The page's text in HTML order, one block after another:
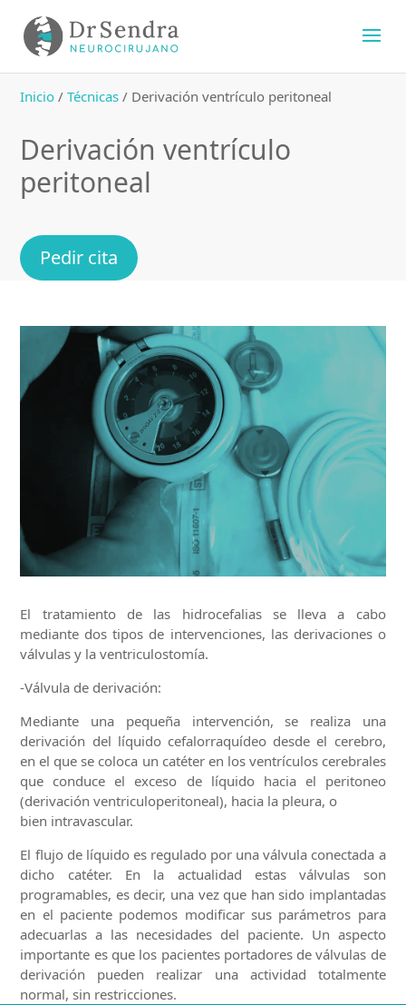
Inicio /Técnicas / Derivación ventrículo peritoneal
Derivación ventrículo
peritoneal
Pedir cita
El tratamiento de las hidrocefalias se lleva a cabo
mediante dos tipos de intervenciones, las derivaciones o
válvulas y la ventriculostomía.
-Válvula de derivación:
Mediante una pequeña intervención, se realiza una
derivación del líquido cefalorraquídeo desde el cerebro,
en el que se coloca un catéter en los ventrículos cerebrales
que conduce el exceso de líquido hacia el peritoneo
(derivación ventriculoperitoneal), hacia la pleura, o
bien intravascular.
El flujo de líquido es regulado por una válvula conectada a
dicho catéter. En la actualidad estas válvulas son
programables, es decir, una vez que han sido implantadas
en el paciente podemos modificar sus parámetros para
adecuarlas a las necesidades del paciente. Un aspecto
importante es que los pacientes portadores de válvulas de
derivación pueden realizar una actividad totalmente
normal, sin restricciones.